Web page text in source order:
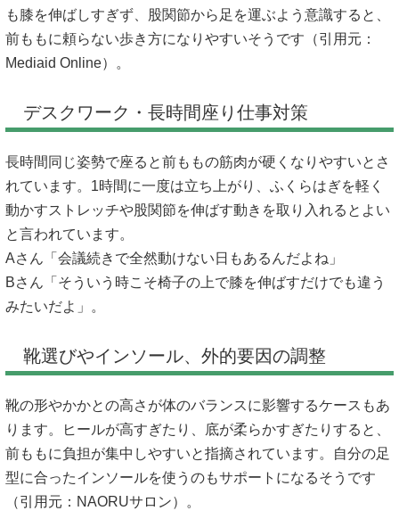
も膝を伸ばしすぎず、股関節から足を運ぶよう意識すると、
前ももに頼らない歩き方になりやすいそうです（引用元：
Mediaid Online）。
デスクワーク・長時間座り仕事対策
長時間同じ姿勢で座ると前ももの筋肉が硬くなりやすいとさ
れています。1時間に一度は立ち上がり、ふくらはぎを軽く
動かすストレッチや股関節を伸ばす動きを取り入れるとよい
と言われています。
Aさん「会議続きで全然動けない日もあるんだよね」
Bさん「そういう時こそ椅子の上で膝を伸ばすだけでも違う
みたいだよ」。
靴選びやインソール、外的要因の調整
靴の形やかかとの高さが体のバランスに影響するケースもあ
ります。ヒールが高すぎたり、底が柔らかすぎたりすると、
前ももに負担が集中しやすいと指摘されています。自分の足
型に合ったインソールを使うのもサポートになるそうです
（引用元： NAORUサロン）。